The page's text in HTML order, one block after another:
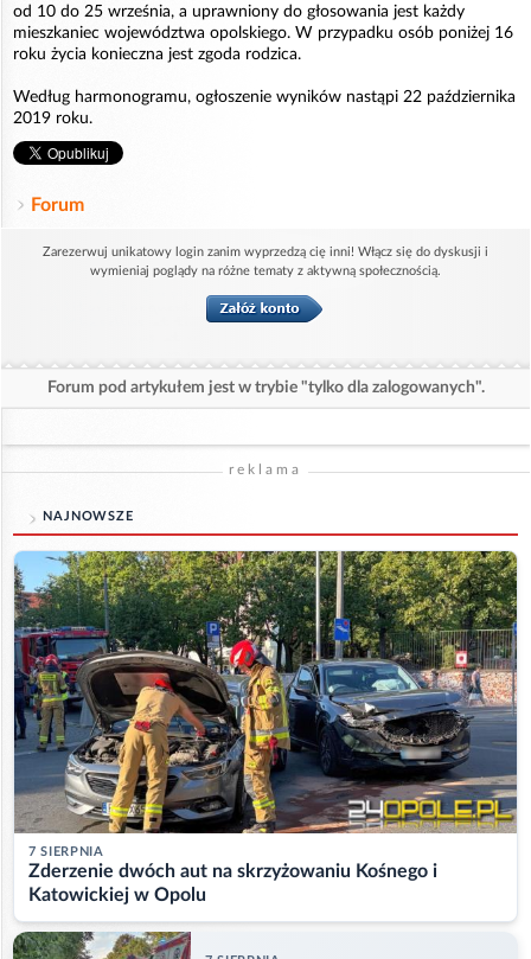
od 10 do 25 września, a uprawniony do głosowania jest każdy
mieszkaniec województwa opolskiego. W przypadku osób poniżej 16
roku życia konieczna jest zgoda rodzica.
Według harmonogramu, ogłoszenie wyników nastąpi 22 października
2019 roku.
Forum
Zarezerwuj unikatowy login zanim wyprzedzą cię inni! Włącz się do dyskusji i
wymieniaj poglądy na różne tematy z aktywną społecznością.
Forum pod artykułem jest w trybie "tylko dla zalogowanych".
reklama
NAJNOWSZE
7 SIERPNIA
Zderzenie dwóch aut na skrzyżowaniu Kośnego i
Katowickiej w Opolu